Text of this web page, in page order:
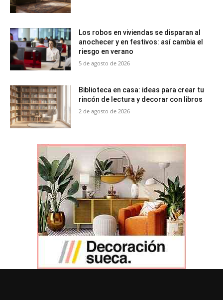
Los robos en viviendas se disparan al
anochecer y en festivos: así cambia el
riesgo en verano
5 de agosto de 2026
Biblioteca en casa: ideas para crear tu
rincón de lectura y decorar con libros
2 de agosto de 2026